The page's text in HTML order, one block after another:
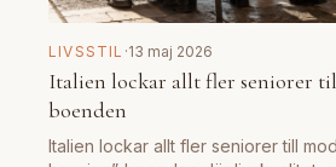
LIVSSTIL ·13 maj 2026
Italien lockar allt fler seniorer
boenden
Italien lockar allt fler seniorer till